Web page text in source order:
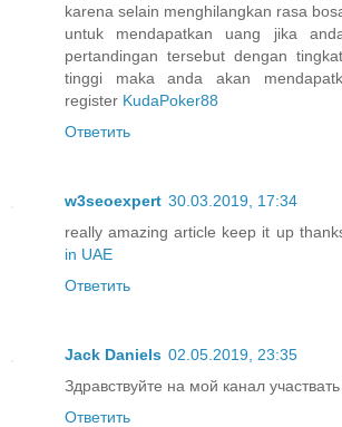
karena selain menghilangkan rasa
untuk mendapatkan uang jika
pertandingan tersebut dengan
tinggi maka anda akan
register KudaPoker88
Ответить
w3seoexpert 30.03.2019, 17:34
really amazing article keep it up
in UAE
Ответить
Jack Daniels 02.05.2019, 23:35
Здравствуйте на мой канал
Ответить